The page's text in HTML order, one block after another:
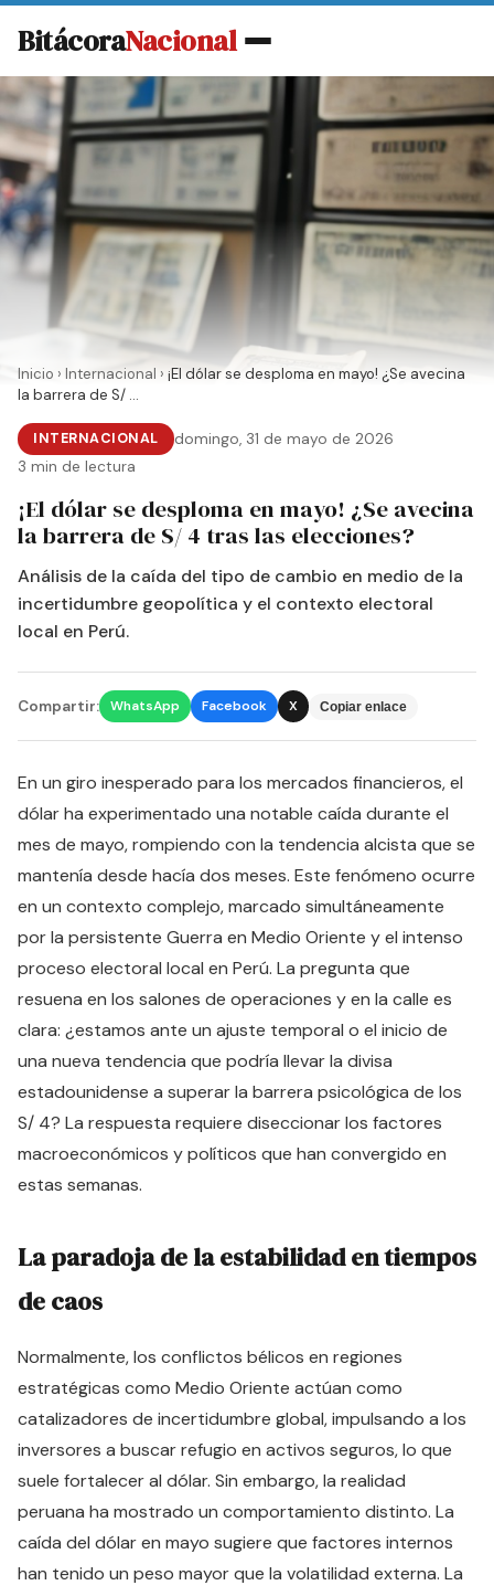
BitácoraNacional
Inicio › Internacional › ¡El dólar se desploma en mayo! ¿Se avecina
la barrera de S/ ...
INTERNACIONAL
domingo, 31 de mayo de 2026
3 min de lectura
¡El dólar se desploma en mayo! ¿Se avecina
la barrera de S/ 4 tras las elecciones?
Análisis de la caída del tipo de cambio en medio de la
incertidumbre geopolítica y el contexto electoral
local en Perú.
Compartir: WhatsApp Facebook X Copiar enlace
En un giro inesperado para los mercados financieros, el
dólar ha experimentado una notable caída durante el
mes de mayo, rompiendo con la tendencia alcista que se
mantenía desde hacía dos meses. Este fenómeno ocurre
en un contexto complejo, marcado simultáneamente
por la persistente Guerra en Medio Oriente y el intenso
proceso electoral local en Perú. La pregunta que
resuena en los salones de operaciones y en la calle es
clara: ¿estamos ante un ajuste temporal o el inicio de
una nueva tendencia que podría llevar la divisa
estadounidense a superar la barrera psicológica de los
S/ 4? La respuesta requiere diseccionar los factores
macroeconómicos y políticos que han convergido en
estas semanas.
La paradoja de la estabilidad en tiempos
de caos
Normalmente, los conflictos bélicos en regiones
estratégicas como Medio Oriente actúan como
catalizadores de incertidumbre global, impulsando a los
inversores a buscar refugio en activos seguros, lo que
suele fortalecer al dólar. Sin embargo, la realidad
peruana ha mostrado un comportamiento distinto. La
caída del dólar en mayo sugiere que factores internos
han tenido un peso mayor que la volatilidad externa. La